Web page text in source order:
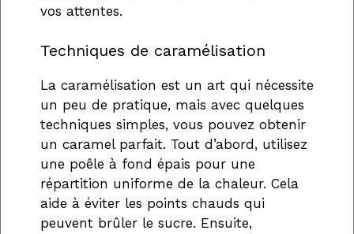
vos attentes.
Techniques de caramélisation
La caramélisation est un art qui nécessite
un peu de pratique, mais avec quelques
techniques simples, vous pouvez obtenir
un caramel parfait. Tout d’abord, utilisez
une poêle à fond épais pour une
répartition uniforme de la chaleur. Cela
aide à éviter les points chauds qui
peuvent brûler le sucre. Ensuite,